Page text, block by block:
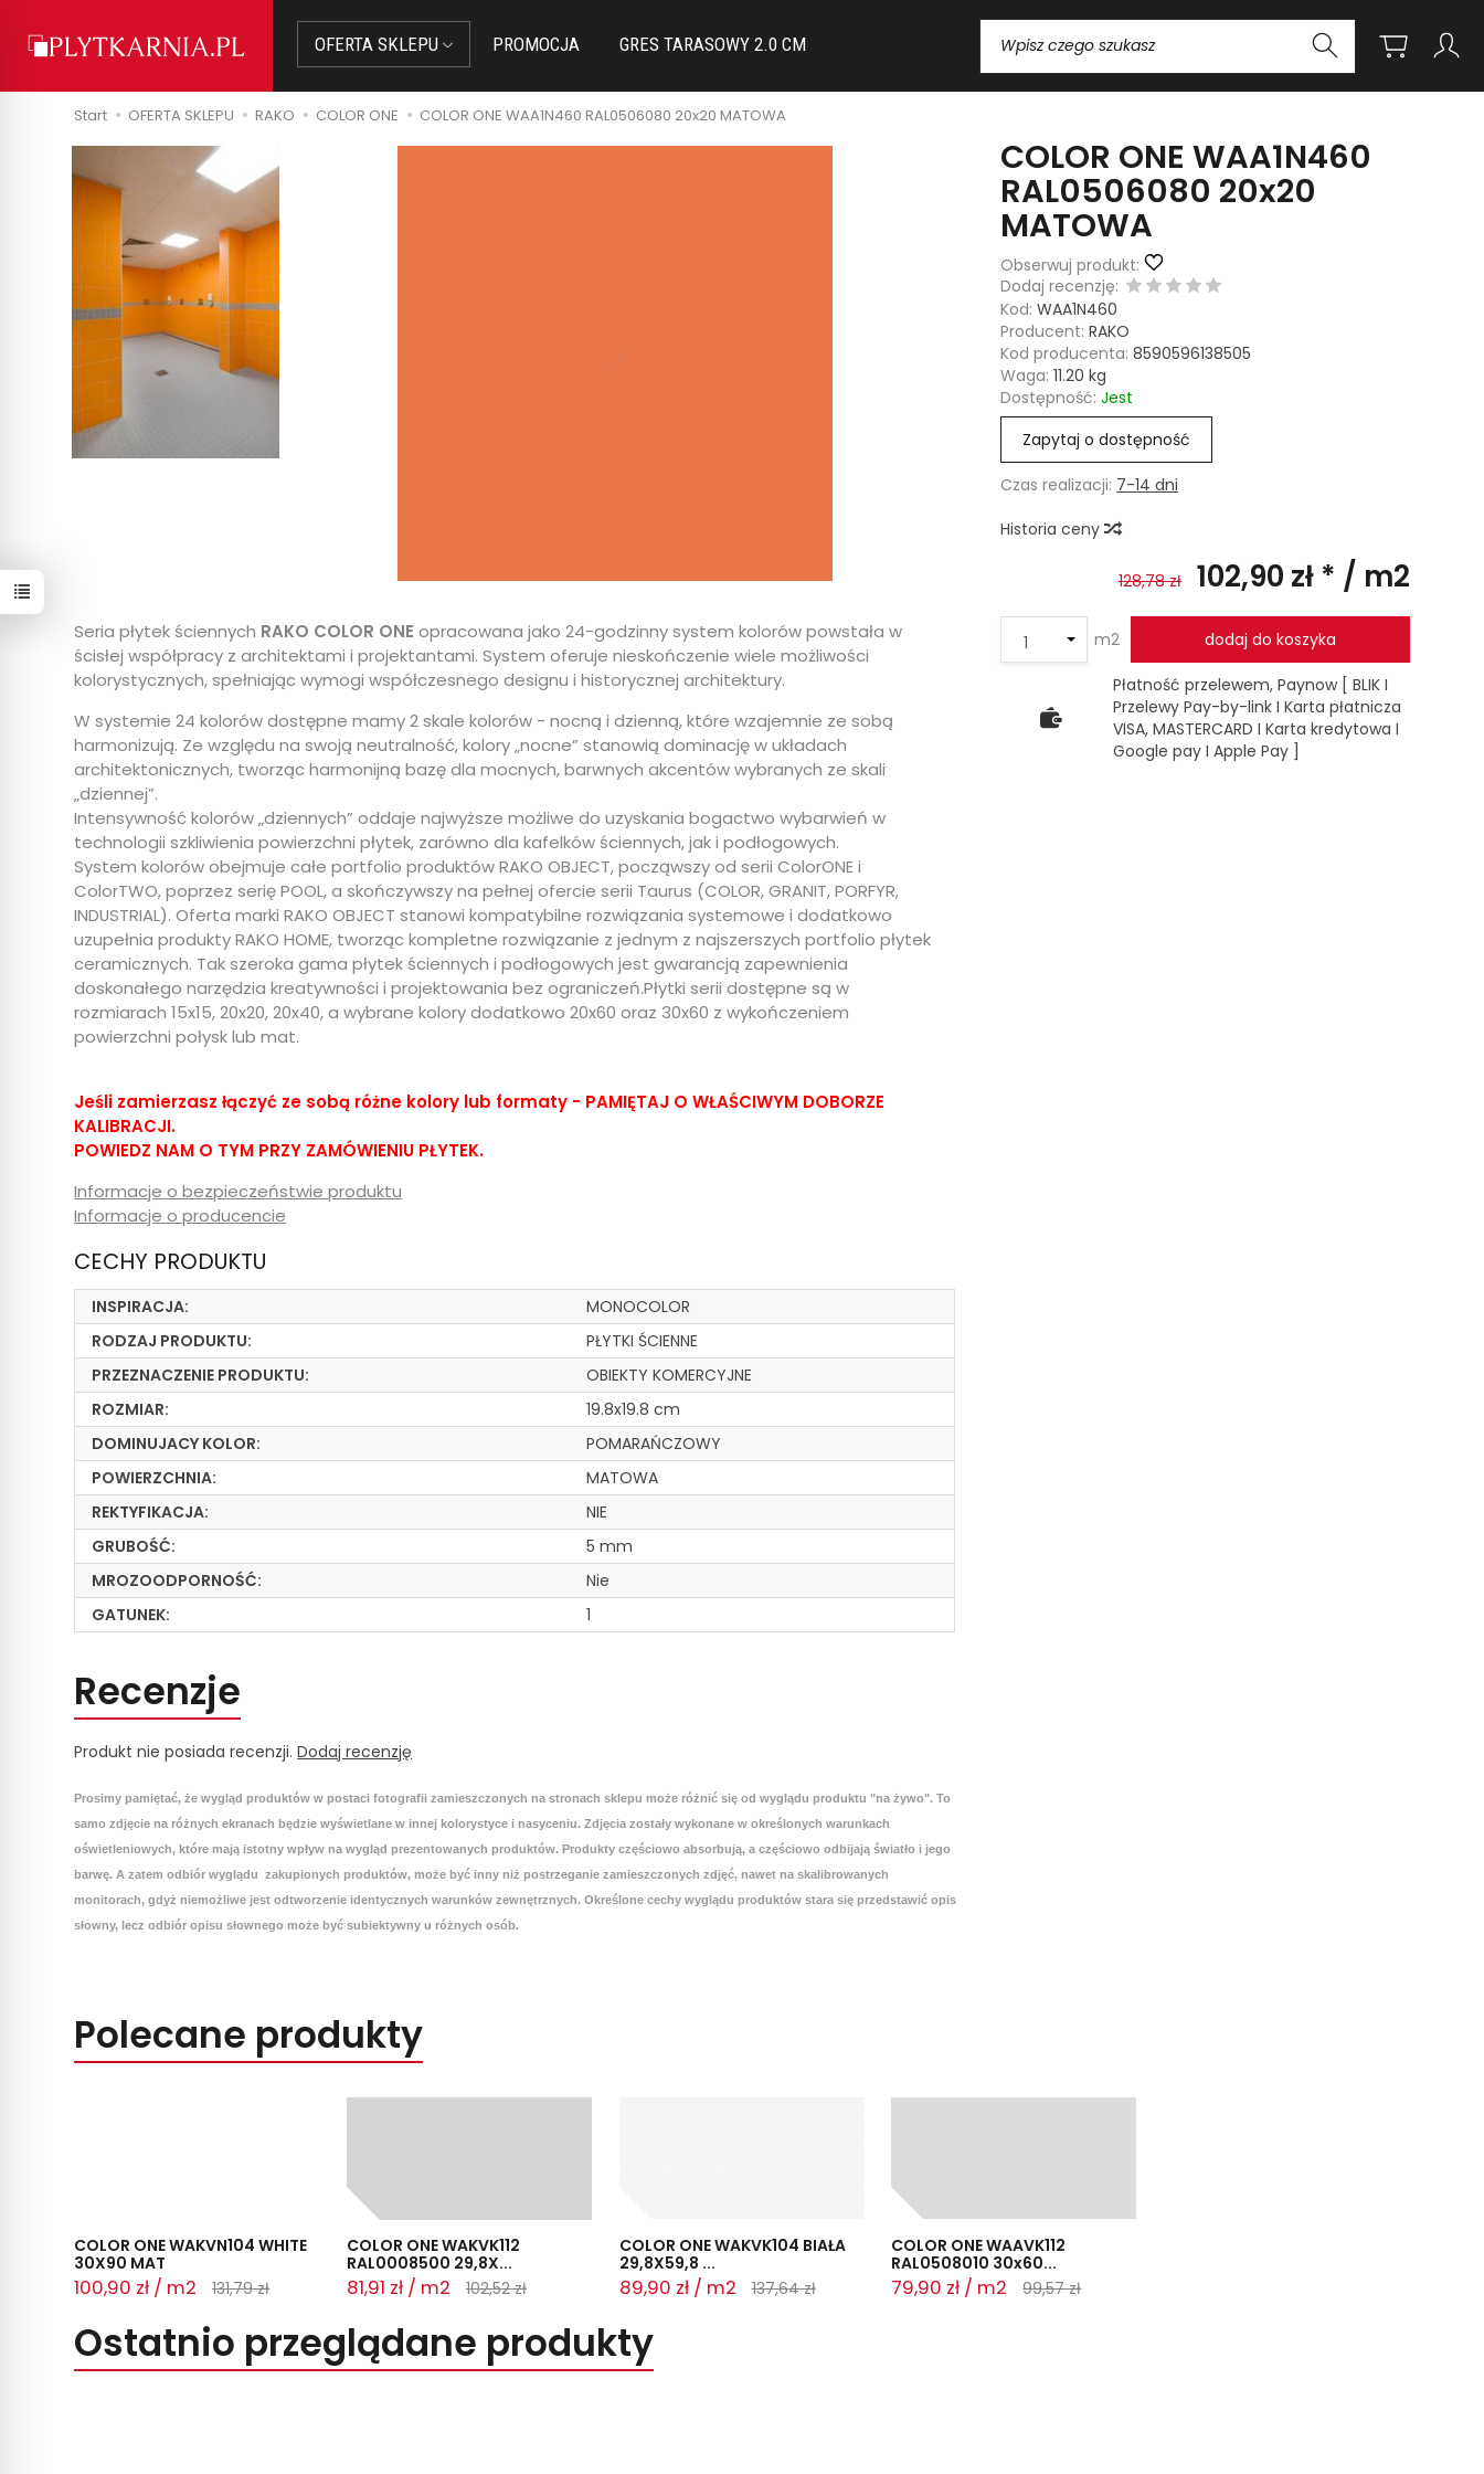
OFERTA SKLEPU PROMOCJA GRES TARASOWY 2.0 CM
Start OFERTA SKLEPU RAKO COLOR ONE COLOR ONE WAA1N460 RAL0506080 20x20 MATOWA
COLOR ONE WAA1N460
RAL0506080 20x20
MATOWA
Obserwuj produkt:
Dodaj recenzję:
Kod: WAA1N460
Producent: RAKO
Kod producenta: 8590596138505
Waga: 11.20 kg
Dostępność: Jest
Zapytaj o dostępność
Czas realizacji: 7-14 dni
Historia ceny
128,78 zł 102,90 zł * / m2
m2 dodaj do koszyka
Płatność przelewem, Paynow [ BLIK I
Przelewy Pay-by-link I Karta płatnicza
VISA, MASTERCARD I Karta kredytowa I
Google pay I Apple Pay ]
Seria płytek ściennych RAKO COLOR ONE opracowana jako 24-godzinny system kolorów powstała w
ścisłej współpracy z architektami i projektantami. System oferuje nieskończenie wiele możliwości
kolorystycznych, spełniając wymogi współczesnego designu i historycznej architektury.
W systemie 24 kolorów dostępne mamy 2 skale kolorów - nocną i dzienną, które wzajemnie ze sobą
harmonizują. Ze względu na swoją neutralność, kolory „nocne” stanowią dominację w układach
architektonicznych, tworząc harmonijną bazę dla mocnych, barwnych akcentów wybranych ze skali
„dziennej”.
Intensywność kolorów „dziennych” oddaje najwyższe możliwe do uzyskania bogactwo wybarwień w
technologii szkliwienia powierzchni płytek, zarówno dla kafelków ściennych, jak i podłogowych.
System kolorów obejmuje całe portfolio produktów RAKO OBJECT, począwszy od serii ColorONE i
ColorTWO, poprzez serię POOL, a skończywszy na pełnej ofercie serii Taurus (COLOR, GRANIT, PORFYR,
INDUSTRIAL). Oferta marki RAKO OBJECT stanowi kompatybilne rozwiązania systemowe i dodatkowo
uzupełnia produkty RAKO HOME, tworząc kompletne rozwiązanie z jednym z najszerszych portfolio płytek
ceramicznych. Tak szeroka gama płytek ściennych i podłogowych jest gwarancją zapewnienia
doskonałego narzędzia kreatywności i projektowania bez ograniczeń.Płytki serii dostępne są w
rozmiarach 15x15, 20x20, 20x40, a wybrane kolory dodatkowo 20x60 oraz 30x60 z wykończeniem
powierzchni połysk lub mat.
Jeśli zamierzasz łączyć ze sobą różne kolory lub formaty - PAMIĘTAJ O WŁAŚCIWYM DOBORZE
KALIBRACJI.
POWIEDZ NAM O TYM PRZY ZAMÓWIENIU PŁYTEK.
Informacje o bezpieczeństwie produktu
Informacje o producencie
CECHY PRODUKTU
INSPIRACJA:
MONOCOLOR
RODZAJ PRODUKTU:
PŁYTKI ŚCIENNE
PRZEZNACZENIE PRODUKTU:
OBIEKTY KOMERCYJNE
ROZMIAR:
19.8x19.8 cm
DOMINUJACY KOLOR:
POMARAŃCZOWY
POWIERZCHNIA:
MATOWA
REKTYFIKACJA:
NIE
GRUBOŚĆ:
5 mm
MROZOODPORNOŚĆ:
Nie
GATUNEK:
1
Recenzje
Produkt nie posiada recenzji.Dodaj recenzję
Prosimy pamiętać, że wygląd produktów w postaci fotografii zamieszczonych na stronach sklepu może różnić się od wyglądu produktu "na żywo". To
samo zdjęcie na różnych ekranach będzie wyświetlane w innej kolorystyce i nasyceniu. Zdjęcia zostały wykonane w określonych warunkach
oświetleniowych, które mają istotny wpływ na wygląd prezentowanych produktów. Produkty częściowo absorbują, a częściowo odbijają światło i jego
barwę. A zatem odbiór wyglądu zakupionych produktów, może być inny niż postrzeganie zamieszczonych zdjęć, nawet na skalibrowanych
monitorach, gdyż niemożliwe jest odtworzenie identycznych warunków zewnętrznych. Określone cechy wyglądu produktów stara się przedstawić opis
słowny, lecz odbiór opisu słownego może być subiektywny u różnych osób.
Polecane produkty
COLOR ONE WAKVN104 WHITE
30X90 MAT
100,90 zł / m2 131,79 zł
COLOR ONE WAKVK112
RAL0008500 29,8X...
81,91 zł / m2 102,52 zł
COLOR ONE WAKVK104 BIAŁA
29,8X59,8 ...
89,90 zł / m2 137,64 zł
COLOR ONE WAAVK112
RAL0508010 30x60...
79,90 zł / m2 99,57 zł
Ostatnio przeglądane produkty